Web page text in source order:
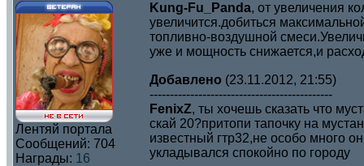
Лентяй портала
Сообщений: 704
Награды: 16
Kung-Fu_Panda, от увеличения
увеличится.добиться
топливно-воздушной
уже и мощность снижается,и
Добавлено (23.11.2012, 21:55)
---------------------------------------------
FenixZ, ты хочешь сказать что
скай 20?притопи тапочку на
известный гтр32,не особо много
укладывался спокойно по городу